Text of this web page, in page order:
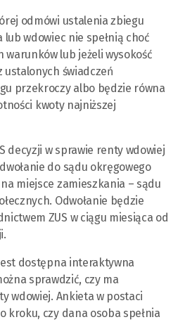
odmówi ustalenia zbiegu
lub wdowiec nie spełnią choć
warunków lub jeżeli wysokość
świadczeń
przekroczy albo będzie równa
kwoty najniższej
decyzji w sprawie renty wdowiej
do sądu okręgowego
miejsce zamieszkania – sądu
Odwołanie będzie
ZUS w ciągu miesiąca od
dostępna interaktywna
sprawdzić, czy ma
wdowiej. Ankieta w postaci
kroku, czy dana osoba spełnia